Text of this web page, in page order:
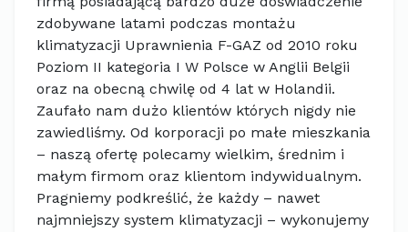
zdobywane latami podczas montażu
klimatyzacji Uprawnienia F-GAZ od 2010 roku
Poziom II kategoria I W Polsce w Anglii Belgii
oraz na obecną chwilę od 4 lat w Holandii.
Zaufało nam dużo klientów których nigdy nie
zawiedliśmy. Od korporacji po małe mieszkania
– naszą ofertę polecamy wielkim, średnim i
małym firmom oraz klientom indywidualnym.
Pragniemy podkreślić, że każdy – nawet
najmniejszy system klimatyzacji – wykonujemy